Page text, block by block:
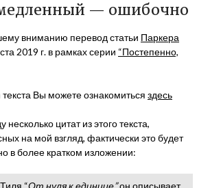
— ошибочно
вниманию перевод статьи Паркера
2019 г. в рамках серии “Постепенно,
Вы можете ознакомиться здесь
цитат из этого текста,
на мой взгляд, фактически это будет
в более кратком изложении:
“От нуля к единице”он описывает